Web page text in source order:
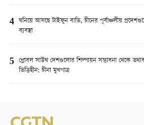
4 ঘনিয়ে আসছে টাইফুন বাভি, চীনের পূর্বাঞ্চলীয়
ব্যবস্থা
5 গ্লোবল সাউথ দেশগুলোর শিল্পায়ন সম্ভাবনা থেকে
ভিত্তিহীন: চীনা মুখপাত্র